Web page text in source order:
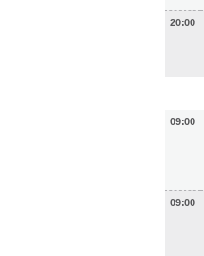
20:00
09:00
09:00